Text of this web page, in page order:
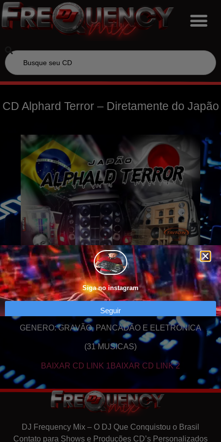
CD Alphard Terror – Diretamente do Japão
GENERO: GRAVÃO, PANCADÃO E ELETRONICA
(31 MUSICAS)
BAIXAR CD LINK 1 BAIXAR CD LINK 2
DJ Frequency Mix – O DJ Que Conquistou o Brasil
Contato para Shows e Produções CD’s Personalizados
Siga no instagram
Seguir